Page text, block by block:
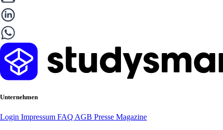
Unternehmen
Login Impressum FAQ AGB Presse Magazine